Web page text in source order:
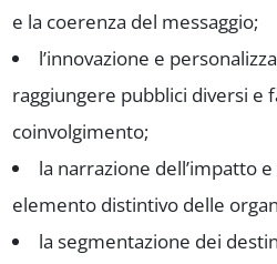
e la coerenza del messaggio;
l’innovazione e
raggiungere pubblici diversi e
coinvolgimento;
la narrazione dell’impatto
elemento distintivo delle
la segmentazione dei